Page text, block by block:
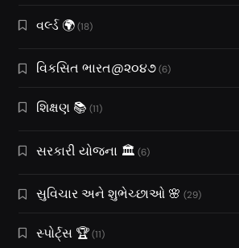
વર્લ્ડ 🌍(18)
વિકસિત ભારત@૨૦૪૭(6)
શિક્ષણ 📚 (11)
સરકારી યોજના 🏛️ (6)
સુવિચાર અને શુભેચ્છાઓ 🌸 (29)
સ્પોર્ટ્સ 🏆(11)